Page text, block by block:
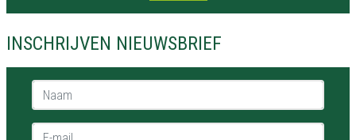
INSCHRIJVEN NIEUWSBRIEF
Naam *
E-mail *